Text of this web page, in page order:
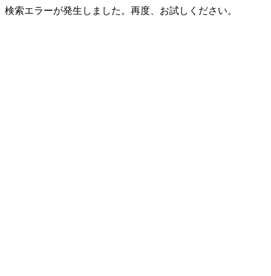
検索エラーが発生しました。再度、お試しください。